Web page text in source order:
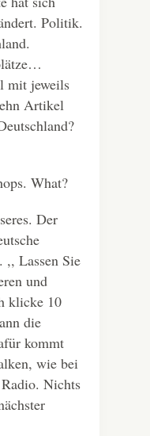
Politik.
mit jeweils
Artikel
What?
Der
Lassen Sie
und
klicke 10
die
kommt
wie bei
Nichts